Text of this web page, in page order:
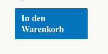
In den
Warenkorb